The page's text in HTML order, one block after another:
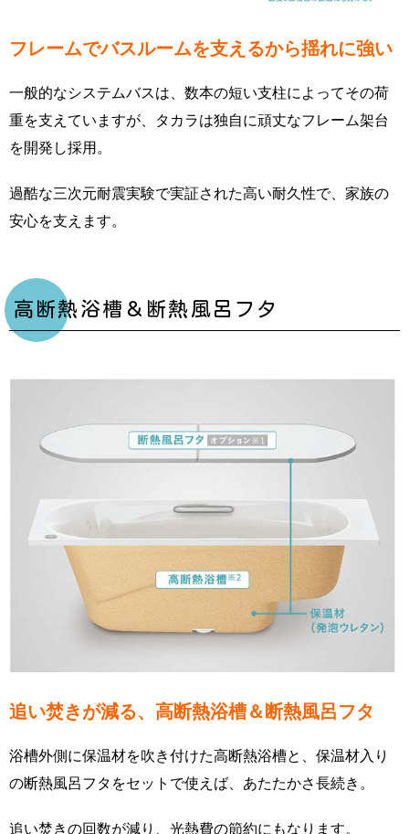
フレームでバスルームを支えるから揺れに強い
一般的なシステムバスは、数本の短い支柱によってその荷
重を支えていますが、タカラは独自に頑丈なフレーム架台
を開発し採用。
過酷な三次元耐震実験で実証された高い耐久性で、家族の
安心を支えます。
高断熱浴槽＆断熱風呂フタ
追い焚きが減る、高断熱浴槽＆断熱風呂フタ
浴槽外側に保温材を吹き付けた高断熱浴槽と、保温材入り
の断熱風呂フタをセットで使えば、あたたかさ長続き。
追い焚きの回数が減り、光熱費の節約にもなります。